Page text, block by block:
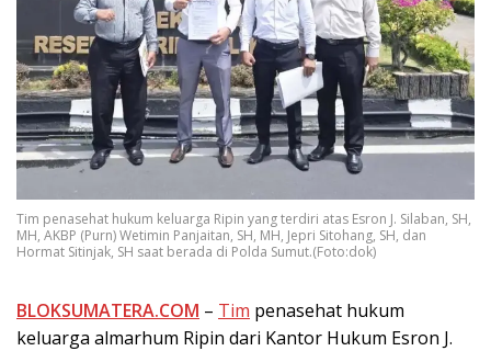
Tim penasehat hukum keluarga Ripin yang terdiri atas Esron J. Silaban, SH,
MH, AKBP (Purn) Wetimin Panjaitan, SH, MH, Jepri Sitohang, SH, dan
Hormat Sitinjak, SH saat berada di Polda Sumut.(Foto:dok)
BLOKSUMATERA.COM – Tim penasehat hukum
keluarga almarhum Ripin dari Kantor Hukum Esron J.